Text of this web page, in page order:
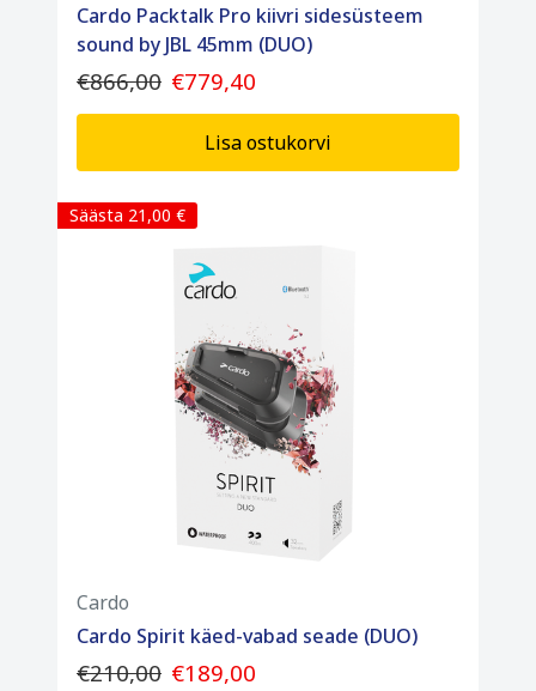
Cardo Packtalk Pro kiivri sidesüsteem
sound by JBL 45mm (DUO)
€866,00 €779,40
Lisa ostukorvi
Säästa 21,00 €
Cardo
Cardo Spirit käed-vabad seade (DUO)
€210,00 €189,00